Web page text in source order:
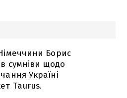
Борис
сумніви щодо
Україні
Taurus.